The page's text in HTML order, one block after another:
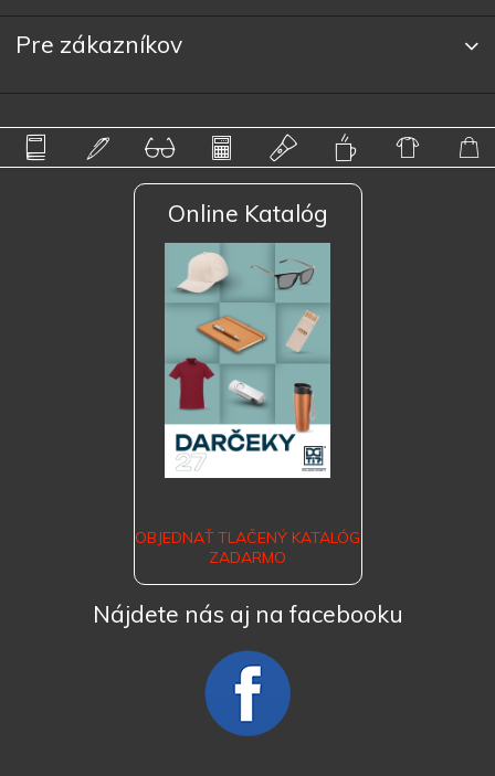
Pre zákazníkov
Online Katalóg
OBJEDNAŤ TLAČENÝ KATALÓG
ZADARMO
Nájdete nás aj na facebooku